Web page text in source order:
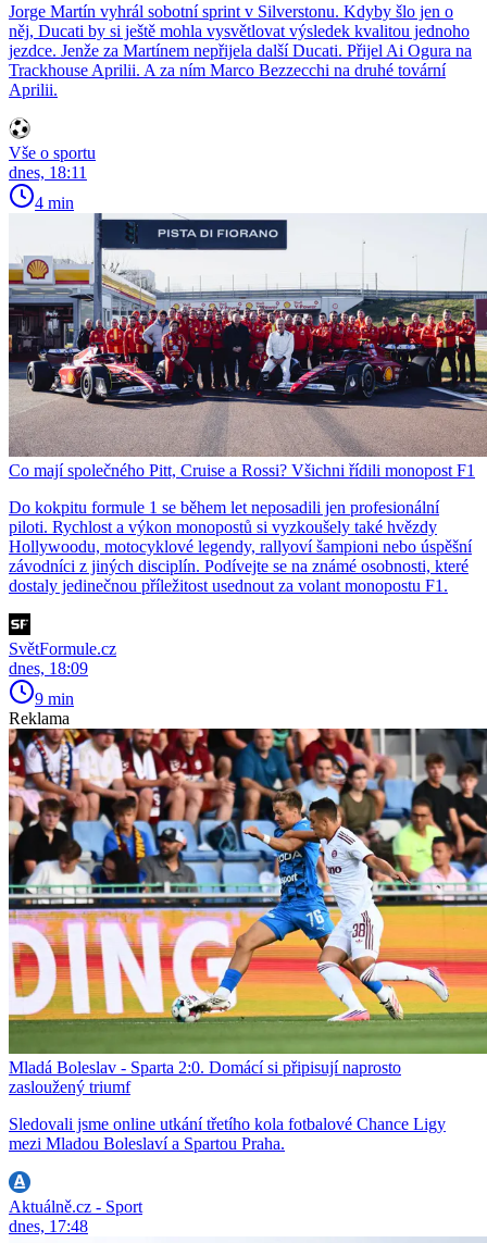
Jorge Martín vyhrál sobotní sprint v Silverstonu. Kdyby šlo jen o
něj, Ducati by si ještě mohla vysvětlovat výsledek kvalitou jednoho
jezdce. Jenže za Martínem nepřijela další Ducati. Přijel Ai Ogura na
Trackhouse Aprilii. A za ním Marco Bezzecchi na druhé tovární
Aprilii.
Vše o sportu
dnes, 18:11
4 min
Co mají společného Pitt, Cruise a Rossi? Všichni řídili monopost F1
Do kokpitu formule 1 se během let neposadili jen profesionální
piloti. Rychlost a výkon monopostů si vyzkoušely také hvězdy
Hollywoodu, motocyklové legendy, rallyoví šampioni nebo úspěšní
závodníci z jiných disciplín. Podívejte se na známé osobnosti, které
dostaly jedinečnou příležitost usednout za volant monopostu F1.
SvětFormule.cz
dnes, 18:09
9 min
Reklama
Mladá Boleslav - Sparta 2:0. Domácí si připisují naprosto
zasloužený triumf
Sledovali jsme online utkání třetího kola fotbalové Chance Ligy
mezi Mladou Boleslaví a Spartou Praha.
Aktuálně.cz - Sport
dnes, 17:48